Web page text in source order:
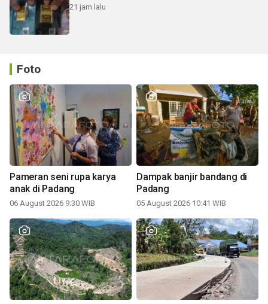
21 jam lalu
Foto
Pameran seni rupa karya
anak di Padang
06 August 2026 9:30 WIB
Dampak banjir bandang di
Padang
05 August 2026 10:41 WIB